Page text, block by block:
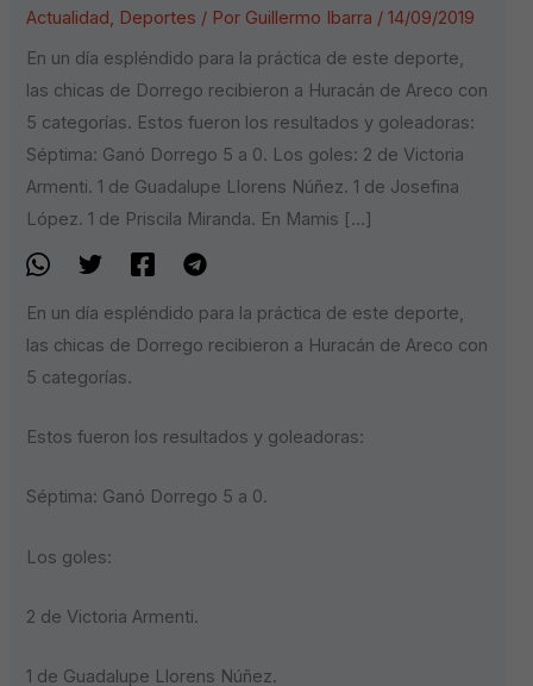
Actualidad, Deportes / Por Guillermo Ibarra /14/09/2019
En un día espléndido para la práctica de este deporte,
las chicas de Dorrego recibieron a Huracán de Areco con
5 categorías. Estos fueron los resultados y goleadoras:
Séptima: Ganó Dorrego 5 a 0. Los goles: 2 de Victoria
Armenti. 1 de Guadalupe Llorens Núñez. 1 de Josefina
López. 1 de Priscila Miranda. En Mamis […]
En un día espléndido para la práctica de este deporte,
las chicas de Dorrego recibieron a Huracán de Areco con
5 categorías.
Estos fueron los resultados y goleadoras:
Séptima: Ganó Dorrego 5 a 0.
Los goles:
2 de Victoria Armenti.
1 de Guadalupe Llorens Núñez.